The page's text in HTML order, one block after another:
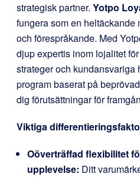
strategisk partner. Yotpo
fungera som en heltäckande
och förespråkande. Med
djup expertis inom lojalitet
strateger och kundansvariga
program baserat på
dig förutsättningar för
Viktiga
Oöverträffad flexibilitet
upplevelse: Ditt